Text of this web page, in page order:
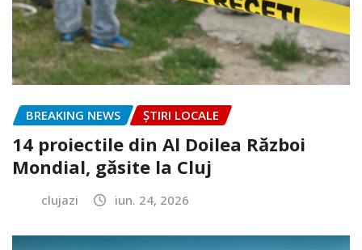
BREAKING NEWS ȘTIRI LOCALE
14 proiectile din Al Doilea Război
Mondial, găsite la Cluj
clujazi iun. 24, 2026